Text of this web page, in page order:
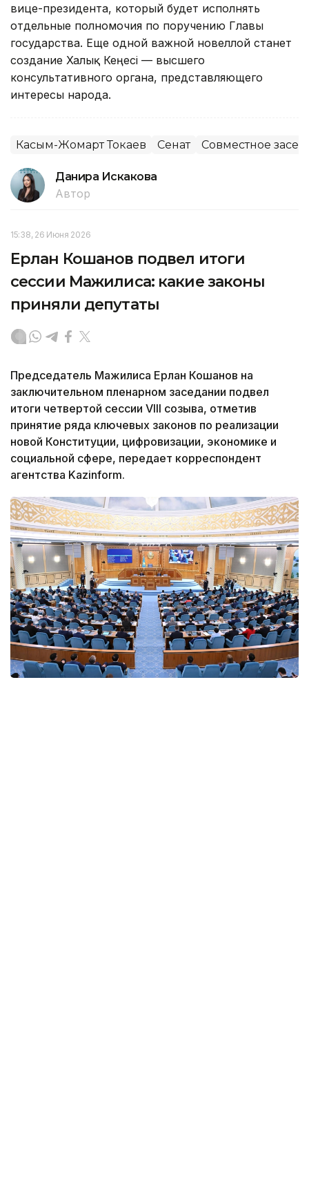
вице-президента, который будет исполнять
отдельные полномочия по поручению Главы
государства. Еще одной важной новеллой станет
создание Халық Кеңесі — высшего
консультативного органа, представляющего
интересы народа.
Касым-Жомарт Токаев Сенат Совместное
Данира Искакова
Автор
15:38, 26 Июня 2026
Ерлан Кошанов подвел итоги
сессии Мажилиса: какие законы
приняли депутаты
Председатель Мажилиса Ерлан Кошанов на
заключительном пленарном заседании подвел
итоги четвертой сессии VIII созыва, отметив
принятие ряда ключевых законов по реализации
новой Конституции, цифровизации, экономике и
социальной сфере, передает корреспондент
агентства Kazinform.